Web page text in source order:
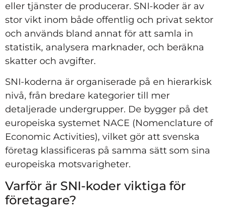
eller tjänster de producerar. SNI-koder är av
stor vikt inom både offentlig och privat sektor
och används bland annat för att samla in
statistik, analysera marknader, och beräkna
skatter och avgifter.
SNI-koderna är organiserade på en hierarkisk
nivå, från bredare kategorier till mer
detaljerade undergrupper. De bygger på det
europeiska systemet NACE (Nomenclature of
Economic Activities), vilket gör att svenska
företag klassificeras på samma sätt som sina
europeiska motsvarigheter.
Varför är SNI-koder viktiga för
företagare?